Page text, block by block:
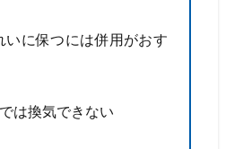
いに保つには併用がおす
は換気できない